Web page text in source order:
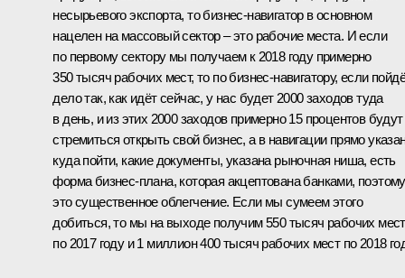
несырьевого экспорта, то бизнес-навигатор в основном
нацелен на массовый сектор – это рабочие места. И если
по первому сектору мы получаем к 2018 году примерно
350 тысяч рабочих мест, то по бизнес-навигатору, если
дело так, как идёт сейчас, у нас будет 2000 заходов туда
в день, и из этих 2000 заходов примерно 15 процентов будут
стремиться открыть свой бизнес, а в навигации прямо
куда пойти, какие документы, указана рыночная ниша, есть
форма бизнес-плана, которая акцептована банками, поэтому
это существенное облегчение. Если мы сумеем этого
добиться, то мы на выходе получим 550 тысяч рабочих мест
по 2017 году и 1 миллион 400 тысяч рабочих мест по 2018